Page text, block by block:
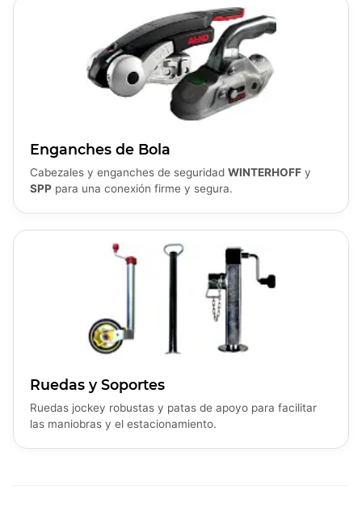
Enganches de Bola
Cabezales y enganches de seguridad WINTERHOFF y
SPP para una conexión firme y segura.
Ruedas y Soportes
Ruedas jockey robustas y patas de apoyo para facilitar
las maniobras y el estacionamiento.